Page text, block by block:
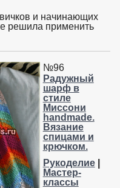
и начинающих
решила применить
№96
Радужный
шарф в
стиле
Миссони
handmade.
Вязание
спицами и
крючком.
Рукоделие|
Мастер-
классы